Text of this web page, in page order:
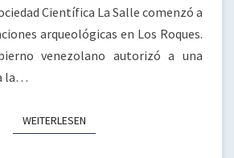
Científica La Salle comenzó a
arqueológicas en Los Roques.
venezolano autorizó a una
la…
WEITERLESENWEITERLESEN